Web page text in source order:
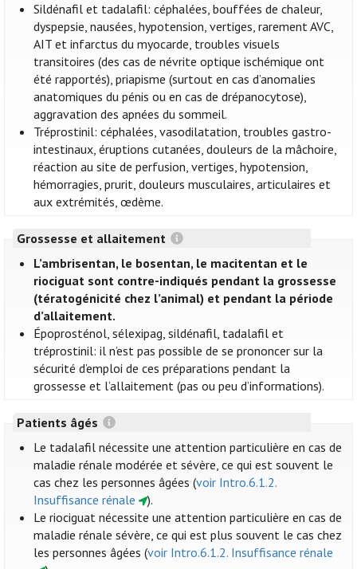
Sildénafil et tadalafil: céphalées, bouffées de chaleur,
dyspepsie, nausées, hypotension, vertiges, rarement AVC,
AIT et infarctus du myocarde, troubles visuels
transitoires (des cas de névrite optique ischémique ont
été rapportés), priapisme (surtout en cas d’anomalies
anatomiques du pénis ou en cas de drépanocytose),
aggravation des apnées du sommeil.
Tréprostinil: céphalées, vasodilatation, troubles gastro-
intestinaux, éruptions cutanées, douleurs de la mâchoire,
réaction au site de perfusion, vertiges, hypotension,
hémorragies, prurit, douleurs musculaires, articulaires et
aux extrémités, œdème.
Grossesse et allaitement
L’ambrisentan, le bosentan, le macitentan et le
riociguat sont contre-indiqués pendant la grossesse
(tératogénicité chez l’animal) et pendant la période
d’allaitement.
Époprosténol, sélexipag, sildénafil, tadalafil et
tréprostinil: il n’est pas possible de se prononcer sur la
sécurité d’emploi de ces préparations pendant la
grossesse et l’allaitement (pas ou peu d’informations).
Patients âgés
Le tadalafil nécessite une attention particulière en cas de
maladie rénale modérée et sévère, ce qui est souvent le
cas chez les personnes âgées (voir Intro.6.1.2.
Insuffisance rénale
).
Le riociguat nécessite une attention particulière en cas de
maladie rénale sévère, ce qui est plus souvent le cas chez
les personnes âgées (voir Intro.6.1.2. Insuffisance rénale